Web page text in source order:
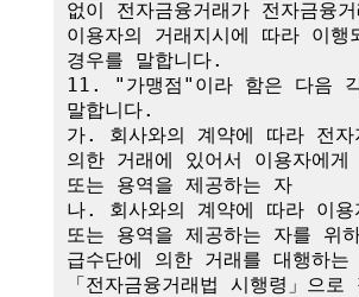
없이 전자금융거래가 전자금융
이용자의 거래지시에 따라 이행
경우를 말합니다.
11. "가맹점"이라 함은 다음
말합니다.
가. 회사와의 계약에 따라 전자
의한 거래에 있어서 이용자에게
또는 용역을 제공하는 자
나. 회사와의 계약에 따라 이용
또는 용역을 제공하는 자를 위
급수단에 의한 거래를 대행하는
「전자금융거래법 시행령」으